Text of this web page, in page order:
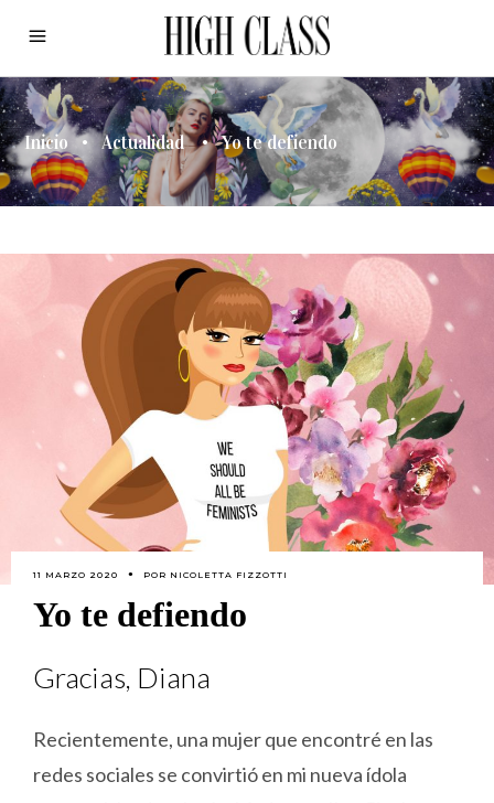
Inicio • Actualidad • Yo te defiendo
11 MARZO 2020 POR NICOLETTA FIZZOTTI
Yo te defiendo
Gracias, Diana
Recientemente, una mujer que encontré en las
redes sociales se convirtió en mi nueva ídola